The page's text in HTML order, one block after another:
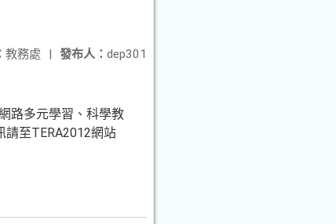
發布人： dep301
教務處 |
路多元學習、科學教
至TERA2012網站